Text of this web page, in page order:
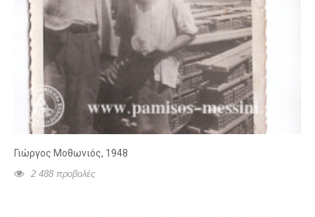
Γιώργος Μοθωνιός, 1948
2 488 προβολές